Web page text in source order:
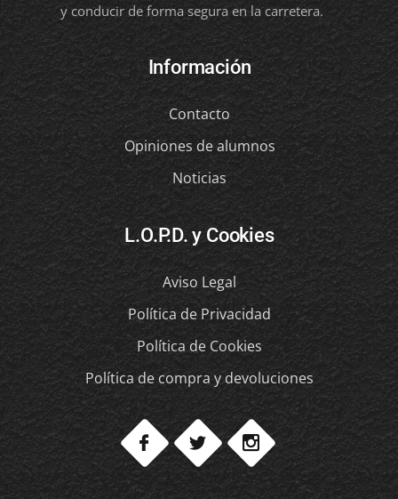
y conducir de forma segura en la carretera.
Información
Contacto
Opiniones de alumnos
Noticias
L.O.P.D. y Cookies
Aviso Legal
Política de Privacidad
Política de Cookies
Política de compra y devoluciones